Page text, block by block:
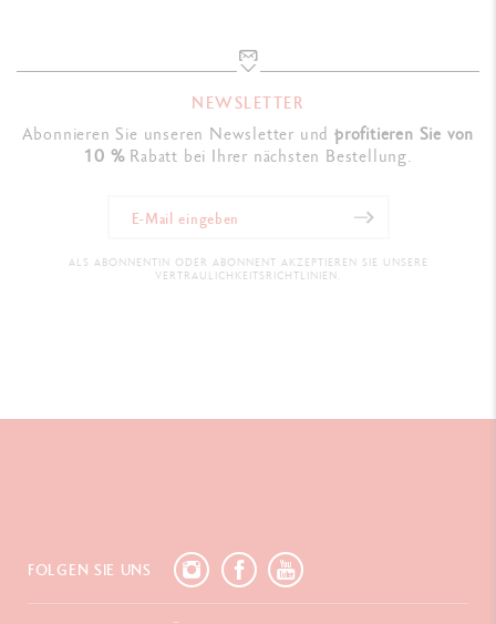
NEWSLETTER
Abonnieren Sie unseren Newsletter undprofitieren Sie von
10 %Rabatt bei Ihrer nächsten Bestellung.
ALS ABONNENTIN ODER ABONNENT AKZEPTIEREN SIE UNSERE
VERTRAULICHKEITSRICHTLINIEN.
FOLGEN SIE UNS